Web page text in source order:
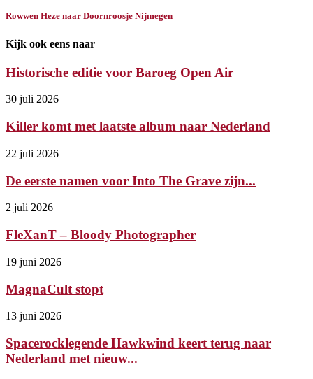
Rowwen Heze naar Doornroosje Nijmegen
Kijk ook eens naar
Historische editie voor Baroeg Open Air
30 juli 2026
Killer komt met laatste album naar Nederland
22 juli 2026
De eerste namen voor Into The Grave zijn...
2 juli 2026
FleXanT – Bloody Photographer
19 juni 2026
MagnaCult stopt
13 juni 2026
Spacerocklegende Hawkwind keert terug naar
Nederland met nieuw...